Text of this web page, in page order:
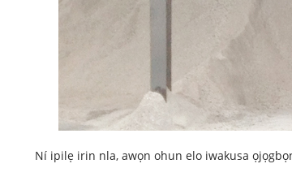
Ní ipilẹ irin nla, awọn ohun elo iwakusa